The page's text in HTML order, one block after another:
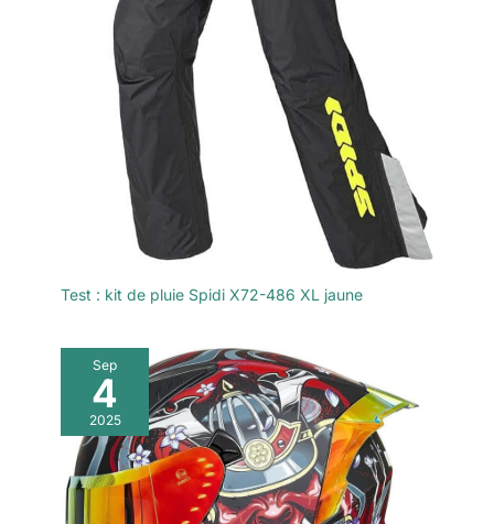
Test : kit de pluie Spidi X72-486 XL jaune
Sep
4
2025